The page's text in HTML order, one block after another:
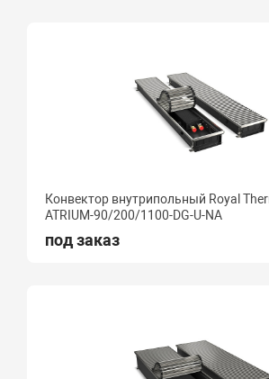
Конвектор внутрипольный Royal
ATRIUM-90/200/1100-DG-U-NA
под заказ